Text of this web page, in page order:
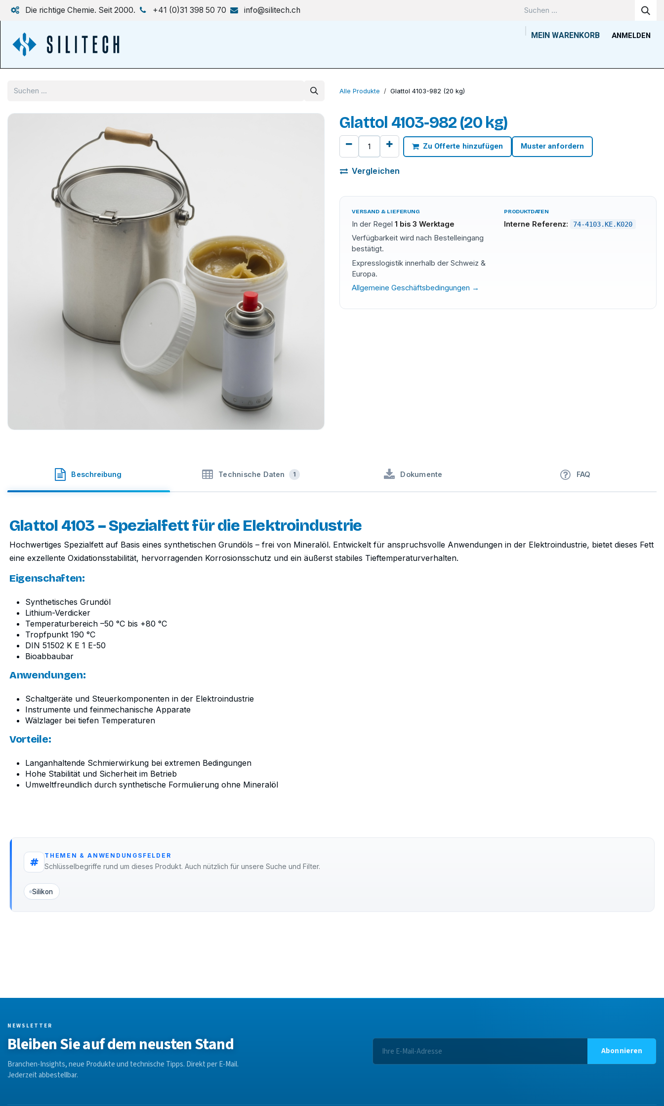
Zum Inhalt springen
Die richtige Chemie. Seit 2000. +41 (0)31 398 50 70 info@silitech.ch
MEIN WARENKORB ANMELDEN
Alle Produkte Glattol 4103-982 (20 kg)
Glattol 4103-982 (20 kg)
Zu Offerte hinzufügen Muster anfordern
Vergleichen
VERSAND & LIEFERUNG
In der Regel 1 bis 3 Werktage
Verfügbarkeit wird nach Bestelleingang
bestätigt.
Expresslogistik innerhalb der Schweiz &
Europa.
Allgemeine Geschäftsbedingungen →
PRODUKTDATEN
Interne Referenz: 74-4103.KE.K020
Beschreibung Technische Daten 1 Dokumente FAQ
Glattol 4103 – Spezialfett für die Elektroindustrie
Hochwertiges Spezialfett auf Basis eines synthetischen Grundöls – frei von Mineralöl. Entwickelt für anspruchsvolle Anwendungen in der Elektroindustrie, bietet dieses Fett
eine exzellente Oxidationsstabilität, hervorragenden Korrosionsschutz und ein äußerst stabiles Tieftemperaturverhalten.
Eigenschaften:
Synthetisches Grundöl
Lithium-Verdicker
Temperaturbereich –50 °C bis +80 °C
Tropfpunkt 190 °C
DIN 51502 K E 1 E-50
Bioabbaubar
Anwendungen:
Schaltgeräte und Steuerkomponenten in der Elektroindustrie
Instrumente und feinmechanische Apparate
Wälzlager bei tiefen Temperaturen
Vorteile:
Langanhaltende Schmierwirkung bei extremen Bedingungen
Hohe Stabilität und Sicherheit im Betrieb
Umweltfreundlich durch synthetische Formulierung ohne Mineralöl
THEMEN & ANWENDUNGSFELDER
Schlüsselbegriffe rund um dieses Produkt. Auch nützlich für unsere Suche und Filter.
Silikon
NEWSLETTER
Bleiben Sie auf dem neusten Stand
Branchen-Insights, neue Produkte und technische Tipps. Direkt per E-Mail.
Jederzeit abbestellbar.
Abonnieren